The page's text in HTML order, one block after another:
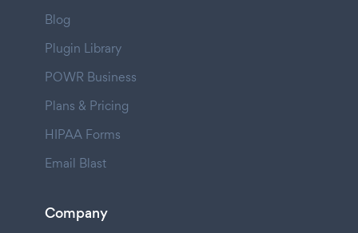
Blog
Plugin Library
POWR Business
Plans & Pricing
HIPAA Forms
Email Blast
Company